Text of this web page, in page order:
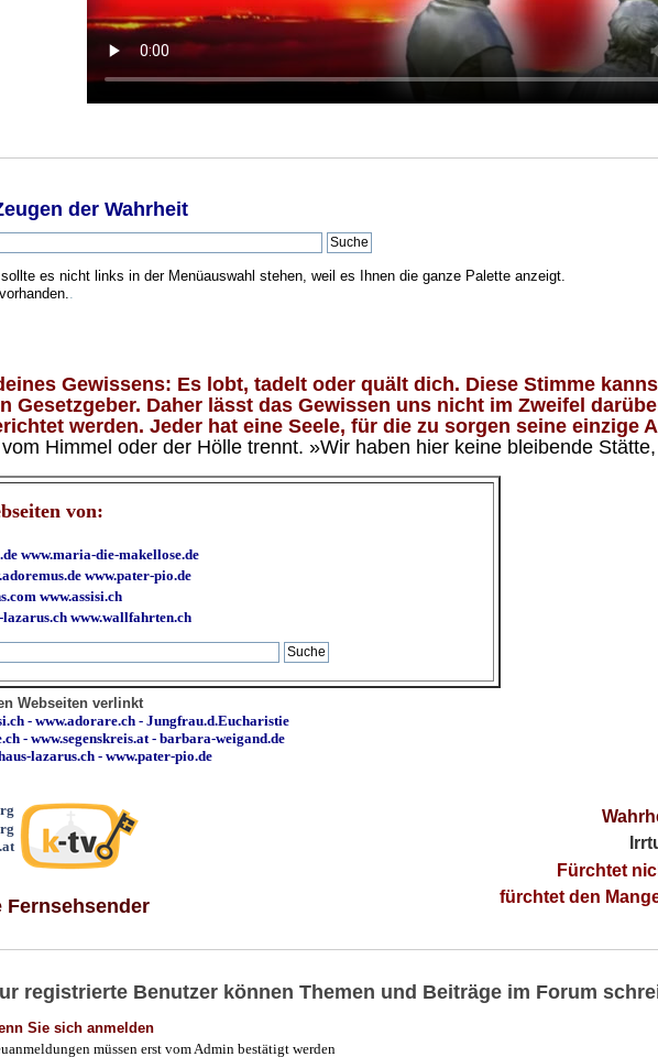
der Wahrheit
es nicht links in der Menüauswahl stehen, weil es Ihnen die ganze Palette anzeigt.
Gewissens: Es lobt, tadelt oder quält dich. Diese Stimme
Gesetzgeber. Daher lässt das Gewissen uns nicht im Zweifel
werden. Jeder hat eine Seele, für die zu sorgen seine einzige
Himmel oder der Hölle trennt. »Wir haben hier keine bleibende
von:
www.maria-die-makellose.de
www.pater-pio.de
www.assisi.ch
lazarus.ch www.wallfahrten.ch
Webseiten verlinkt
-www.adorare.ch -Jungfrau.d.Eucharistie
-www.segenskreis.at -barbara-weigand.de
lazarus.ch - www.pater-pio.de
Fernsehsender
Fürchtet
fürchtet den
registrierte Benutzer können Themen und Beiträge im Forum
Sie sich anmelden
müssen erst vom Admin bestätigt werden